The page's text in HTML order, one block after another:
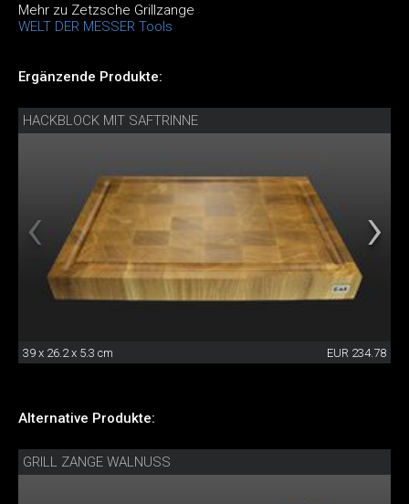
Mehr zu Zetzsche Grillzange
WELT DER MESSER Tools
Ergänzende Produkte:
HACKBLOCK MIT SAFTRINNE
39 x 26.2 x 5.3 cm EUR 234.78
Alternative Produkte:
GRILL ZANGE WALNUSS